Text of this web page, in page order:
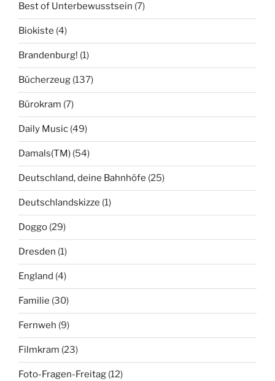
Best of Unterbewusstsein (7)
Biokiste (4)
Brandenburg! (1)
Bücherzeug (137)
Bürokram (7)
Daily Music (49)
Damals(TM) (54)
Deutschland, deine Bahnhöfe (25)
Deutschlandskizze (1)
Doggo (29)
Dresden (1)
England (4)
Familie (30)
Fernweh (9)
Filmkram (23)
Foto-Fragen-Freitag (12)